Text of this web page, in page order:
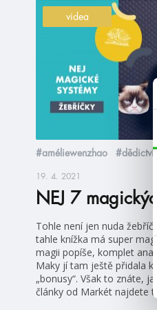
videa
#améliewenzhao
19. 4. 2021
NEJ 7
Tohle není jen nuda
tahle knížka má super
magii popíše, komplet
Maky jí tam ještě přidala
„bonusy“. Však to znáte,
články od Markét najdete